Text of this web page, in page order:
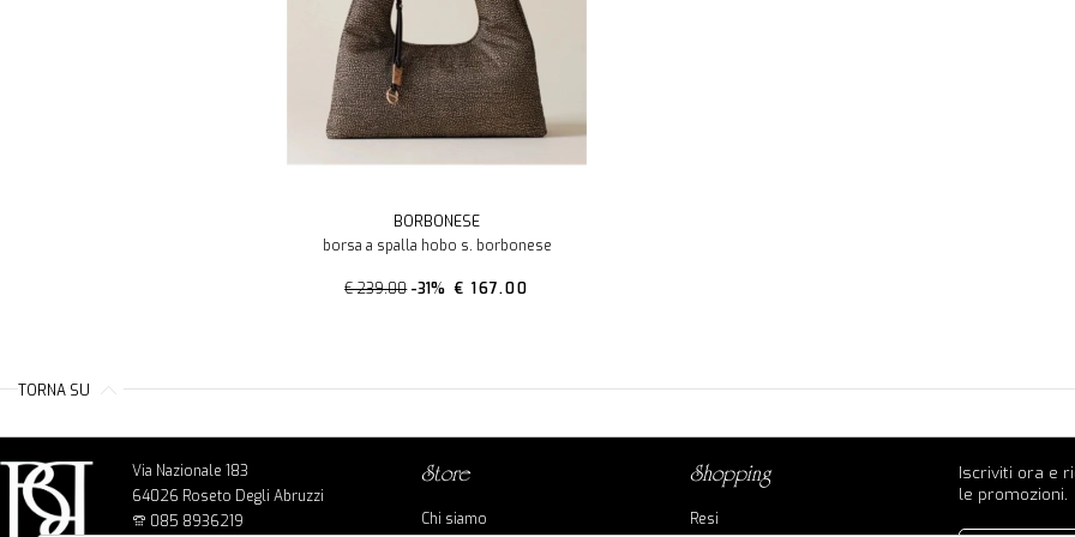
BORBONESE
borsa a spalla hobo s. borbonese
€ 239.00 -31% € 167.00
TORNA SU
Via Nazionale 183
64026 Roseto Degli Abruzzi
085 8936219
store
Chi siamo
shopping
Resi
Iscriviti ora e
le promozioni.